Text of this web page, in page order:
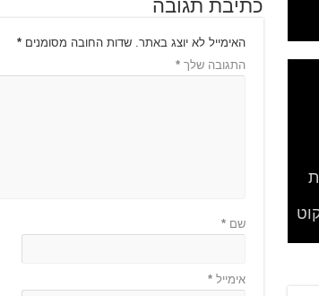
כתיבת תגובה
האימייל לא יוצג באתר. שדות החובה מסומנים*
התגובה שלך*
שם*
אימייל*